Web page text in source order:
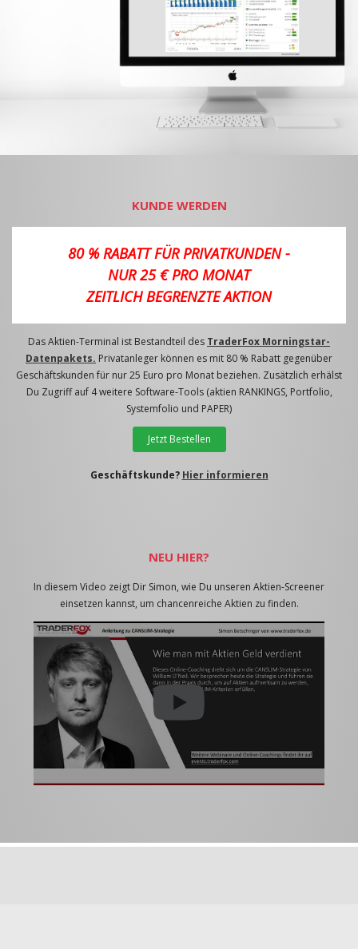
KUNDE WERDEN
80 % RABATT FÜR PRIVATKUNDEN -
NUR 25 € PRO MONAT
ZEITLICH BEGRENZTE AKTION
Das Aktien-Terminal ist Bestandteil des TraderFox Morningstar-
Datenpakets. Privatanleger können es mit 80 % Rabatt gegenüber
Geschäftskunden für nur 25 Euro pro Monat beziehen. Zusätzlich erhälst
Du Zugriff auf 4 weitere Software-Tools (aktien RANKINGS, Portfolio,
Systemfolio und PAPER)
Jetzt Bestellen
Geschäftskunde? Hier informieren
NEU HIER?
In diesem Video zeigt Dir Simon, wie Du unseren Aktien-Screener
einsetzen kannst, um chancenreiche Aktien zu finden.